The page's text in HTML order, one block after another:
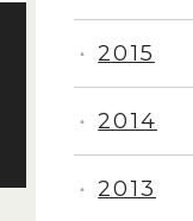
・ 2013
・ 2014
・ 2015